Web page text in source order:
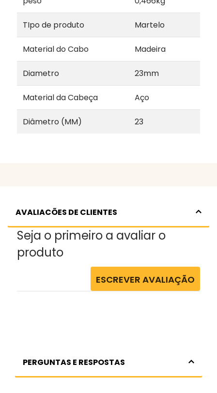
TIpo de produto Martelo
Material do Cabo Madeira
Diametro 23mm
Material da Cabeça Aço
Diâmetro (MM) 23
AVALIACÕES DE CLIENTES
Seja o primeiro a avaliar o
produto
ESCREVER AVALIAÇÃO
PERGUNTAS E RESPOSTAS